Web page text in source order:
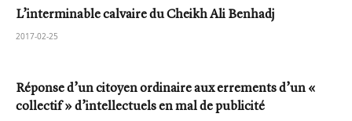
L’interminable calvaire du Cheikh Ali Benhadj
2017-02-25
Réponse d’un citoyen ordinaire aux errements d’un «
collectif » d’intellectuels en mal de publicité